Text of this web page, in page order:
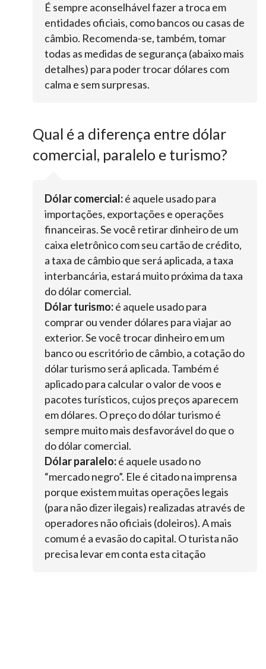
É sempre aconselhável fazer a troca em
entidades oficiais, como bancos ou casas de
câmbio. Recomenda-se, também, tomar
todas as medidas de segurança (abaixo mais
detalhes) para poder trocar dólares com
calma e sem surpresas.
Qual é a diferença entre dólar
comercial, paralelo e turismo?
Dólar comercial:é aquele usado para
importações, exportações e operações
financeiras. Se você retirar dinheiro de um
caixa eletrônico com seu cartão de crédito,
a taxa de câmbio que será aplicada, a taxa
interbancária, estará muito próxima da taxa
do dólar comercial.
Dólar turismo:é aquele usado para
comprar ou vender dólares para viajar ao
exterior. Se você trocar dinheiro em um
banco ou escritório de câmbio, a cotação do
dólar turismo será aplicada. Também é
aplicado para calcular o valor de voos e
pacotes turísticos, cujos preços aparecem
em dólares. O preço do dólar turismo é
sempre muito mais desfavorável do que o
do dólar comercial.
Dólar paralelo:é aquele usado no
“mercado negro”. Ele é citado na imprensa
porque existem muitas operações legais
(para não dizer ilegais) realizadas através de
operadores não oficiais (doleiros). A mais
comum é a evasão do capital. O turista não
precisa levar em conta esta citação